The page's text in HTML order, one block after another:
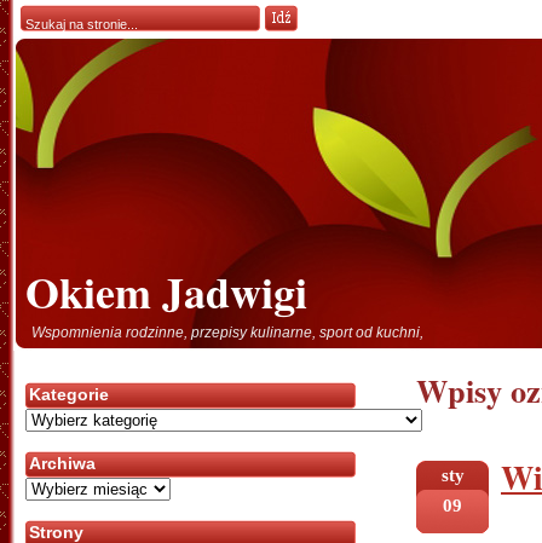
Okiem Jadwigi
Wspomnienia rodzinne, przepisy kulinarne, sport od kuchni,
Wpisy
sty
09
Kategorie
Kategorie
Archiwa
Archiwa
Strony